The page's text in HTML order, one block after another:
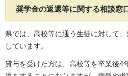
奨学金の返還等に関する相談窓
県では、高校等に通う生徒に対して
しています。
貸与を受けた方は、高校等を卒業後4